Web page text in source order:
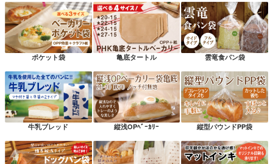
ポケット袋 亀底タートル 雲竜食パン袋
牛乳ブレッド 縦浅OPﾍﾞｰｶﾘｰ 縦型パウンドPP袋